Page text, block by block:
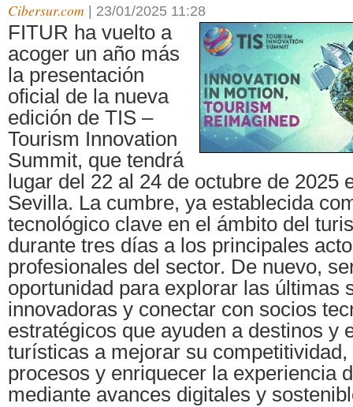
Cibersur.com 23/01/2025 11:28
FITUR ha vuelto a
acoger un año más
la presentación
oficial de la nueva
edición de TIS –
Tourism Innovation
Summit, que tendrá
lugar del 22 al 24 de octubre de 2025
Sevilla. La cumbre, ya establecida
tecnológico clave en el ámbito del
durante tres días a los principales
profesionales del sector. De nuevo,
oportunidad para explorar las últimas
innovadoras y conectar con socios
estratégicos que ayuden a destinos y
turísticas a mejorar su
procesos y enriquecer la experiencia
mediante avances digitales y